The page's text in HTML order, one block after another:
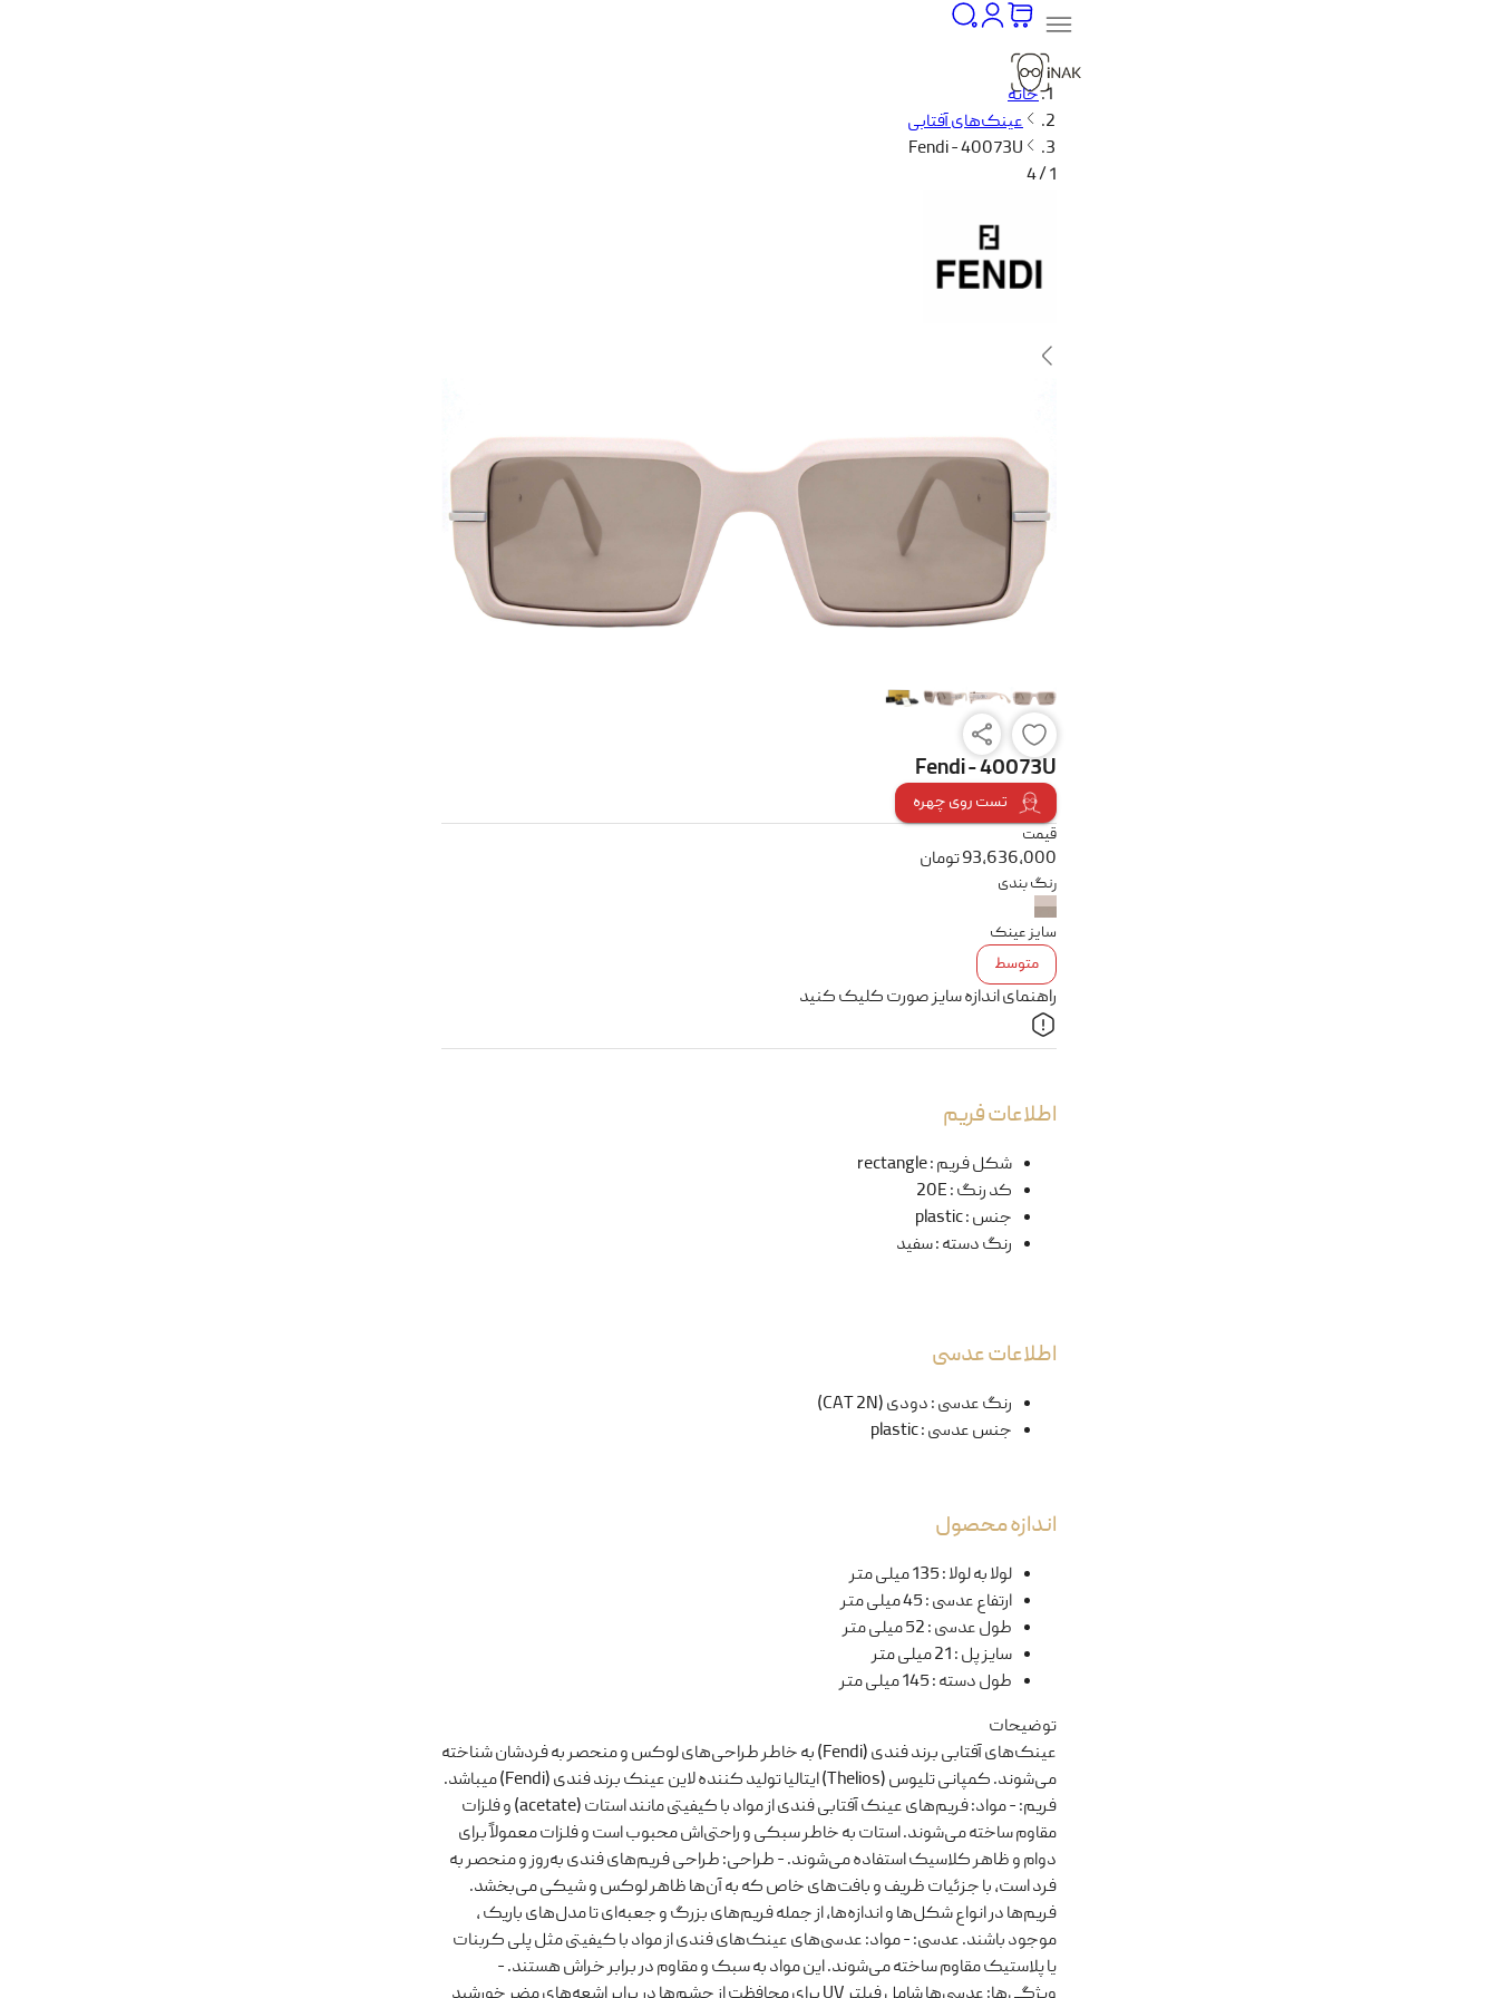
خانه
عینک‌های آفتابی
Fendi - 40073U
1 / 4
Fendi - 40073U
تست روی چهره
قیمت
93,636,000تومان
رنگ بندی
سایز عینک
متوسط
راهنمای اندازه سایز صورت کلیک کنید
اطلاعات فریم
شکل فریم:
rectangle
کد رنگ:
20E
جنس:
plastic
رنگ دسته:سفید
اطلاعات عدسی
رنگ عدسی:دودی (CAT 2N)
جنس عدسی:
plastic
اندازه محصول
لولا به لولا:135 میلی متر
ارتفاع عدسی:45 میلی متر
طول عدسی:52 میلی متر
سایز پل:21 میلی متر
طول دسته:145 میلی متر
توضیحات
عینک‌های آفتابی برند فندی (Fendi) به خاطر طراحی‌های لوکس و منحصر به فردشان شناخته
می‌شوند. کمپانی تلیوس (Thelios) ایتالیا تولید کننده لاین عینک برند فندی (Fendi) میباشد.
فریم: - مواد: فریم‌های عینک آفتابی فندی از مواد با کیفیتی مانند استات (acetate) و فلزات
مقاوم ساخته می‌شوند. استات به خاطر سبکی و راحتی‌اش محبوب است و فلزات معمولاً برای
دوام و ظاهر کلاسیک استفاده می‌شوند. - طراحی: طراحی فریم‌های فندی به‌روز و منحصر به
فرد است، با جزئیات ظریف و بافت‌های خاص که به آن‌ها ظاهر لوکس و شیکی می‌بخشد.
فریم‌ها در انواع شکل‌ها و اندازه‌ها، از جمله فریم‌های بزرگ و جعبه‌ای تا مدل‌های باریک ،
موجود باشند. عدسی: - مواد: عدسی‌های عینک‌های فندی از مواد با کیفیتی مثل پلی کربنات
یا پلاستیک مقاوم ساخته می‌شوند. این مواد به سبک و مقاوم در برابر خراش هستند. -